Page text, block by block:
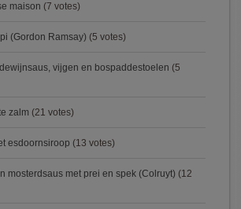
maison (7 votes)
(Gordon Ramsay) (5 votes)
vijgen en bospaddestoelen (5
zalm (21 votes)
esdoornsiroop (13 votes)
mosterdsaus met prei en spek (Colruyt) (12